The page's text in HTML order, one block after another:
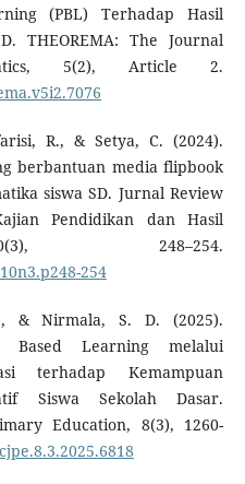
(PBL) Terhadap Hasil
THEOREMA: The Journal
5(2), Article 2.
R., & Setya, C. (2024).
berbantuan media flipbook
siswa SD. Jurnal Review
Pendidikan dan Hasil
248–254.
254
& Nirmala, S. D. (2025).
Based Learning melalui
terhadap Kemampuan
Siswa Sekolah Dasar.
Education, 8(3), 1260-